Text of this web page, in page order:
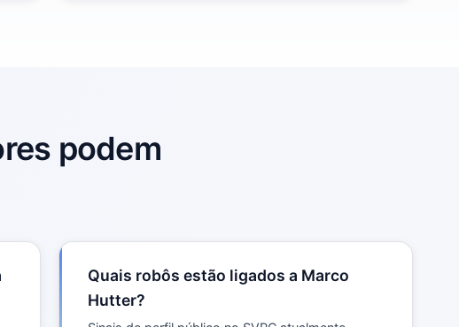
podem
Quais robôs estão ligados a Marco
Hutter?